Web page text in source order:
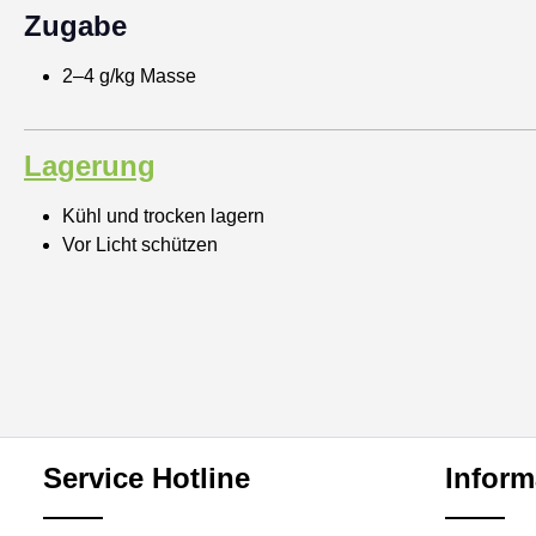
Zugabe
2–4 g/kg Masse
Lagerung
Kühl und trocken lagern
Vor Licht schützen
Service Hotline